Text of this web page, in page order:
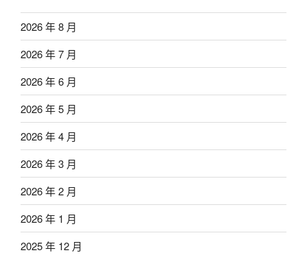
2026 年 8 月
2026 年 7 月
2026 年 6 月
2026 年 5 月
2026 年 4 月
2026 年 3 月
2026 年 2 月
2026 年 1 月
2025 年 12 月